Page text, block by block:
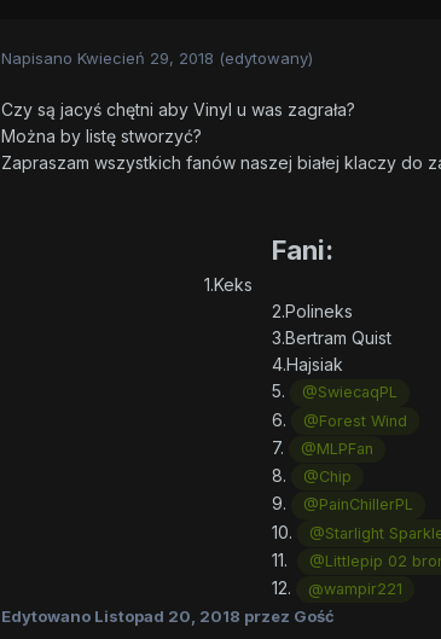
Napisano Kwiecień 29, 2018 (edytowany)
Czy są jacyś chętni aby Vinyl u was zagrała?
Można by listę stworzyć?
Zapraszam wszystkich fanów naszej białej klaczy do
Fani:
1.Keks
2.Polineks
3.Bertram Quist
4.Hajsiak
5.
@SwiecaqPL
6. @Forest Wind
7. @MLPFan
8. @Chip
9. @PainChillerPL
10. @Starlight
11. @Littlepip 02
12. @wampir221
Edytowano Listopad 20, 2018 przez Gość